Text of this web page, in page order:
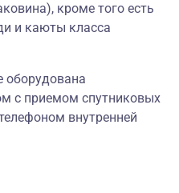
кроме того есть
и каюты класса
оборудована
с приемом спутниковых
внутренней